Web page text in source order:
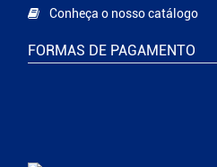
Conheça o nosso catálogo
FORMAS DE PAGAMENTO